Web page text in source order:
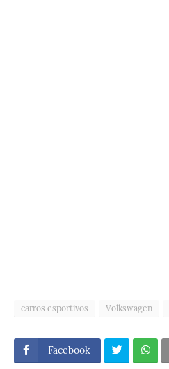
carros esportivos Volkswagen
Facebook